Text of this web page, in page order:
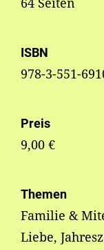
ISBN
978-3-551-
Preis
9,00 €
Themen
Familie &
Liebe,